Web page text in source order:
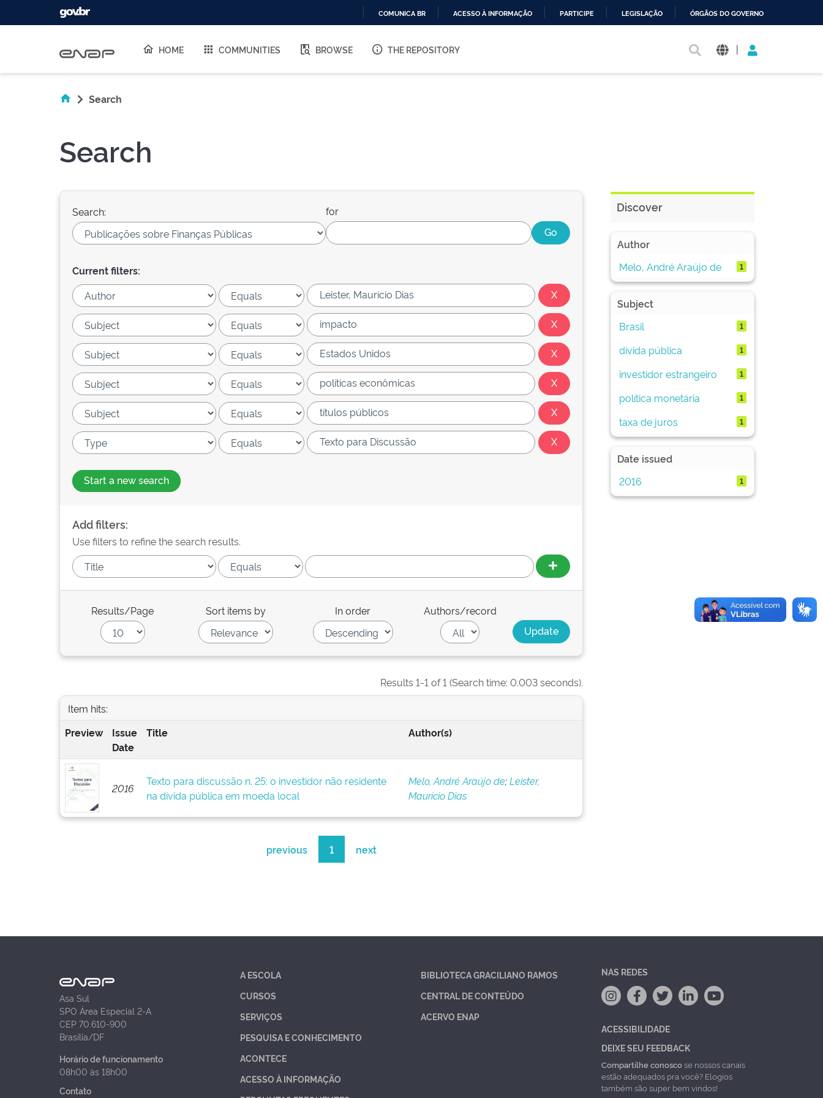
O
COMUNICA BR ACESSO À INFORMAÇÃO PARTICIPE LEGISLAÇÃO ÓRGÃOS DO GOVERNO
HOME COMMUNITIES BROWSE THE REPOSITORY |
Search
Search
Search: for
Current filters:
Start a new search
Add filters:
Use filters to refine the search results.
Results/Page Sort items by In order Authors/record
Results 1-1 of 1 (Search time: 0.003 seconds).
Item hits:
Preview
Issue
Date
Title Author(s)
2016
Texto para discussão n. 25: o investidor não residente
na dívida pública em moeda local
Melo, André Araújo de;Leister,
Maurício Dias
previous 1 next
Discover
Author
Melo, André Araújo de
1
Subject
Brasil
1
dívida pública 1
investidor estrangeiro 1
política monetária 1
taxa de juros 1
Date issued
2016
1
Asa Sul
SPO Área Especial 2-A
CEP 70.610-900
Brasília/DF
Horário de funcionamento
08h00 às 18h00
Contato
A ESCOLA
CURSOS
SERVIÇOS
PESQUISA E CONHECIMENTO
ACONTECE
ACESSO À INFORMAÇÃO
BIBLIOTECA GRACILIANO RAMOS
CENTRAL DE CONTEÚDO
ACERVO ENAP
NAS REDES
ACESSIBILIDADE
DEIXE SEU FEEDBACK
Compartilhe conoscose nossos canais
estão adequados pra você? Elogios
também são super bem vindos!